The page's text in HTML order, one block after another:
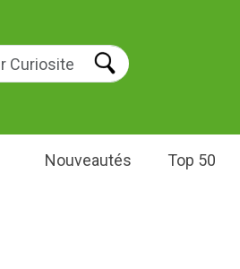
Nouveautés Top 50